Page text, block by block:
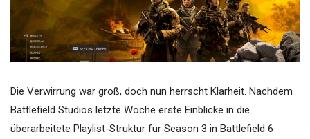
Die Verwirrung war groß, doch nun herrscht Klarheit. Nachdem
Battlefield Studios letzte Woche erste Einblicke in die
überarbeitete Playlist-Struktur für Season 3 in Battlefield 6